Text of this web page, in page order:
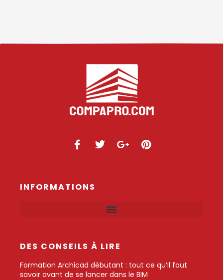
INFORMATIONS
DES CONSEILS À LIRE
Formation Archicad débutant : tout ce qu’il faut
savoir avant de se lancer dans le BIM